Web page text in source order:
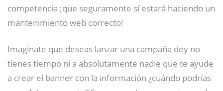
competencia ¡que seguramente sí estará haciendo un
mantenimiento web correcto!
Imagínate que deseas lanzar una campaña dey no
tienes tiempo ni a absolutamente nadie que te ayude
a crear el banner con la información ¿cuándo podrías